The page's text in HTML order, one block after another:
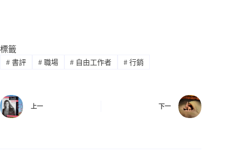
標籤
#書評 #職場 # 自由工作者 # 行銷
上一 下一